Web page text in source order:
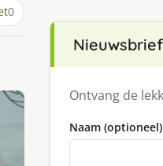
0
Nieuwsbrief
Ontvang de
Naam (optioneel)